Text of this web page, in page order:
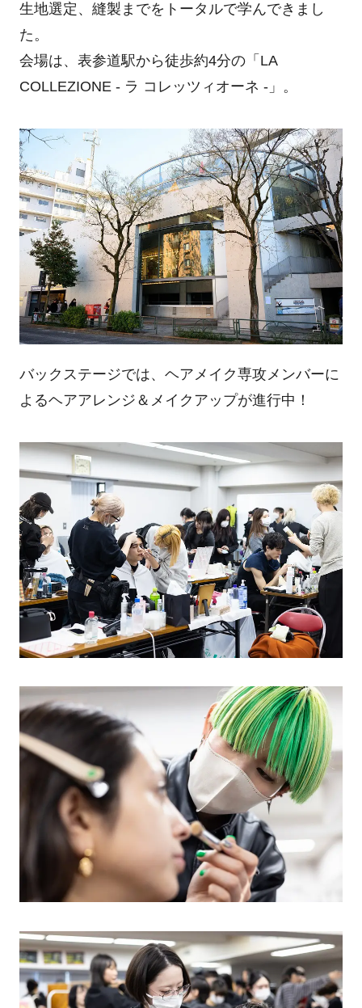
生地選定、縫製までをトータルで学んできまし
た。
会場は、表参道駅から徒歩約4分の「LA
COLLEZIONE - ラ コレッツィオーネ -」。
バックステージでは、ヘアメイク専攻メンバーに
よるヘアアレンジ＆メイクアップが進行中！